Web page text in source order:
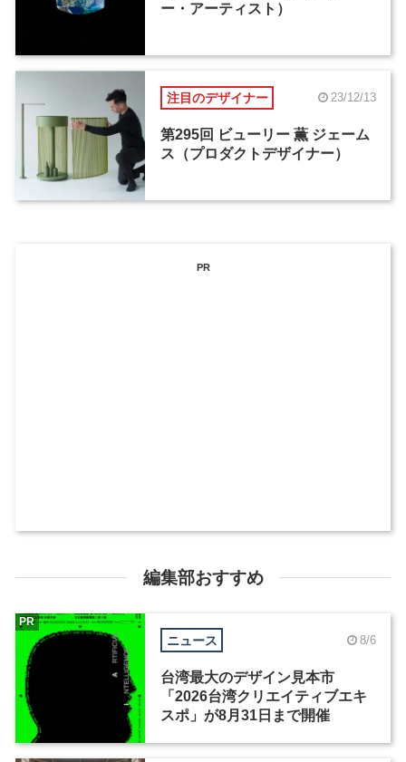
ー・アーティスト）
注目のデザイナー 23/12/13
第295回 ビューリー 薫 ジェーム
ス（プロダクトデザイナー）
PR
編集部おすすめ
ニュース 8/6
台湾最大のデザイン見本市
「2026台湾クリエイティブエキ
スポ」が8月31日まで開催
PR